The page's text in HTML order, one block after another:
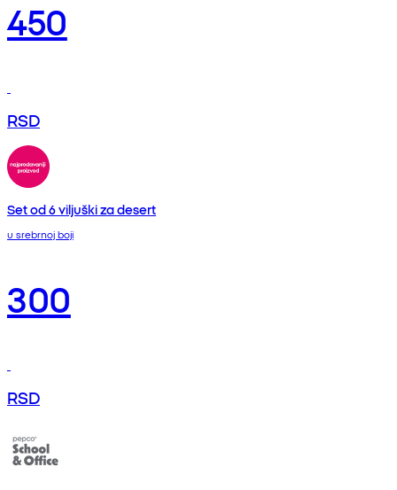
450
RSD
Set od 6 viljuški za desert
u srebrnoj boji
300
RSD